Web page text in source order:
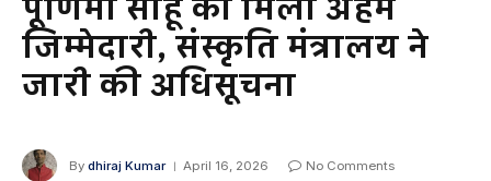
पूर्णिमा साहू को मिली अहम
जिम्मेदारी, संस्कृति मंत्रालय ने
जारी की अधिसूचना
By dhiraj Kumar April 16, 2026 No Comments